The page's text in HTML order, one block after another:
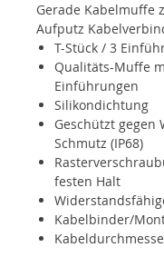
Gerade Kabelmuffe
Aufputz
T-Stück / 3
Qualitäts-Muffe
Einführungen
Silikondichtung
Geschützt gegen
Schmutz (IP68)
festen Halt
Kabelbinder/